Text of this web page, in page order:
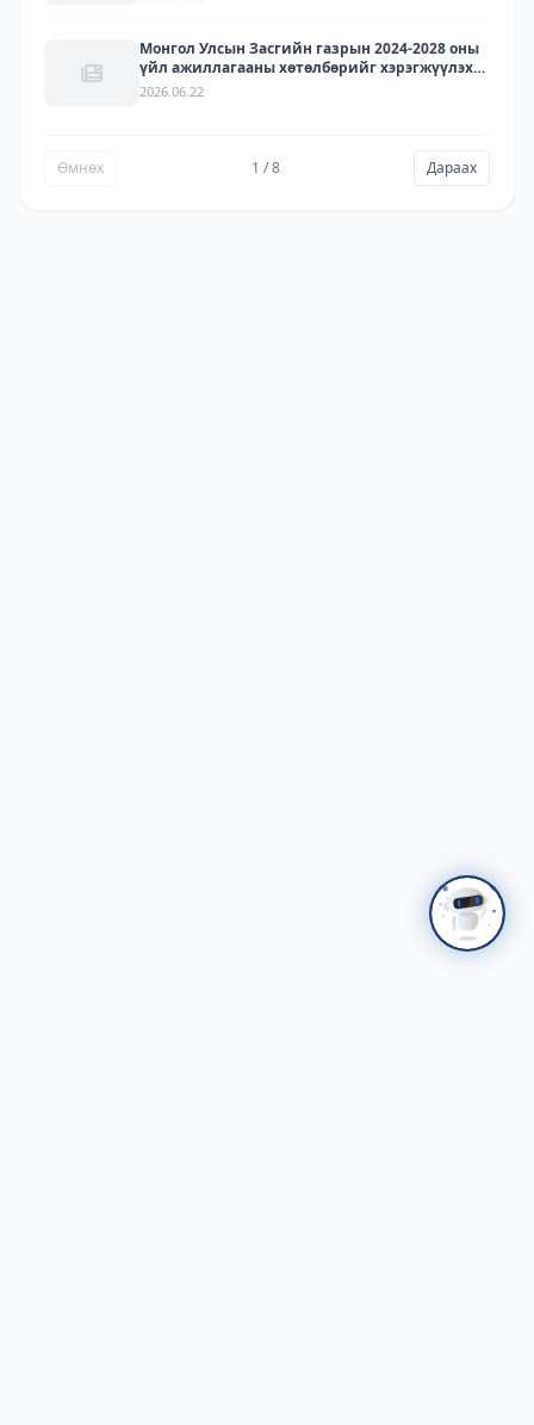
Монгол Улсын Засгийн газрын 2024-2028 оны
үйл ажиллагааны хөтөлбөрийг хэрэгжүүлэх
арга хэмжээний төлөвлөгөөний хэрэгжилт -
2026.06.22
Өмнөх 1 / 8 Дараах